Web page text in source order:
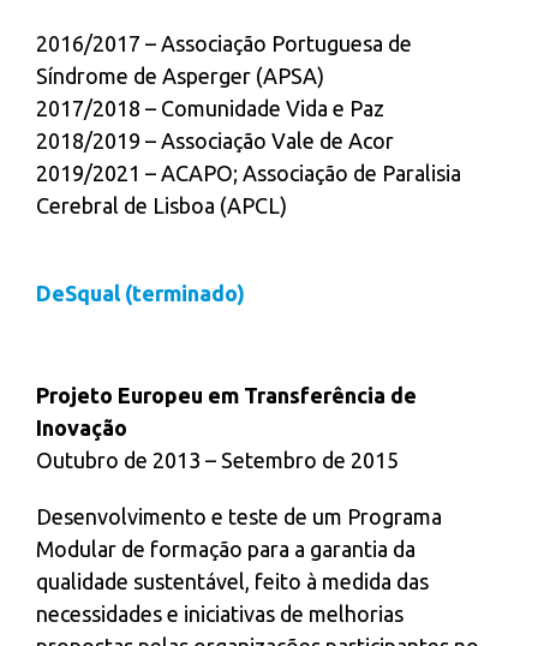
2016/2017 – Associação Portuguesa de
Síndrome de Asperger (APSA)
2017/2018 – Comunidade Vida e Paz
2018/2019 – Associação Vale de Acor
2019/2021 – ACAPO; Associação de Paralisia
Cerebral de Lisboa (APCL)
DeSqual (terminado)
Projeto Europeu em Transferência de
Inovação
Outubro de 2013 – Setembro de 2015
Desenvolvimento e teste de um Programa
Modular de formação para a garantia da
qualidade sustentável, feito à medida das
necessidades e iniciativas de melhorias